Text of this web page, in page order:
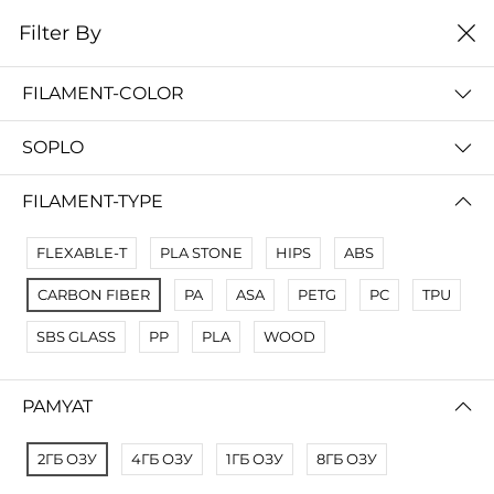
0
No Results
Not Found Filters1
Not Found Filters2
Filter By
FILAMENT-COLOR
SOPLO
FILAMENT-TYPE
FLEXABLE-T PLA STONE HIPS ABS
CARBON FIBER PA ASA PETG PC TPU
SBS GLASS PP PLA WOOD
PAMYAT
2ГБ ОЗУ 4ГБ ОЗУ 1ГБ ОЗУ 8ГБ ОЗУ